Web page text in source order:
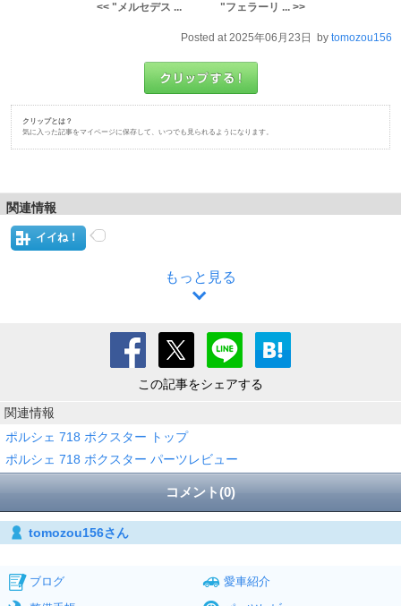
<< "メルセデス ... "フェラーリ ... >>
Posted at 2025年06月23日 by tomozou156
クリップとは？
気に入った記事をマイページに保存して、いつでも見られるようになります。
関連情報
イイね！
もっと見る
この記事をシェアする
関連情報
ポルシェ 718 ボクスター トップ
ポルシェ 718 ボクスター パーツレビュー
コメント(0)
tomozou156さん
ブログ
愛車紹介